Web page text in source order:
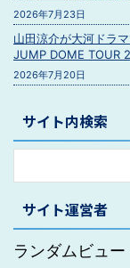
2026年7月23日
山田涼介が大河ドラ
JUMP DOME TOUR
2026年7月20日
サイト内検索
サイト運営者
ランダムビュ